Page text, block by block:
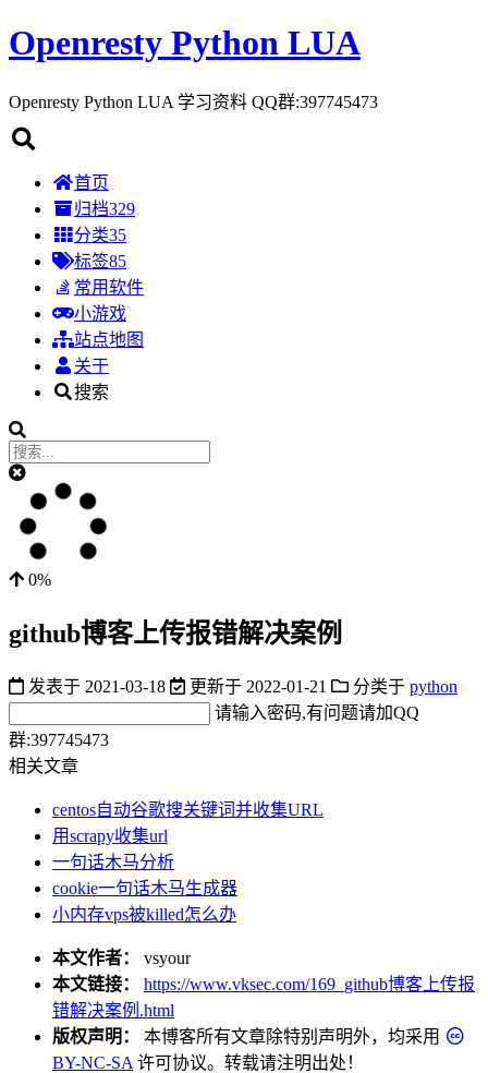
Openresty Python LUA
Openresty Python LUA 学习资料 QQ群:397745473
首页
归档329
分类35
标签85
常用软件
小游戏
站点地图
关于
搜索
0%
github博客上传报错解决案例
发表于 2021-03-18 更新于 2022-01-21 分类于 python
请输入密码,有问题请加QQ
群:397745473
相关文章
centos自动谷歌搜关键词并收集URL
用scrapy收集url
一句话木马分析
cookie一句话木马生成器
小内存vps被killed怎么办
本文作者： vsyour
本文链接：
https://www.vksec.com/169_github博客上传报
错解决案例.html
版权声明： 本博客所有文章除特别声明外，均采用
BY-NC-SA 许可协议。转载请注明出处！